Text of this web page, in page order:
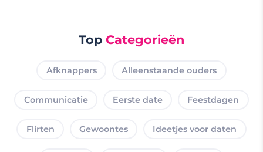
Top Categorieën
Afknappers Alleenstaande ouders
Communicatie Eerste date Feestdagen
Flirten Gewoontes Ideetjes voor daten